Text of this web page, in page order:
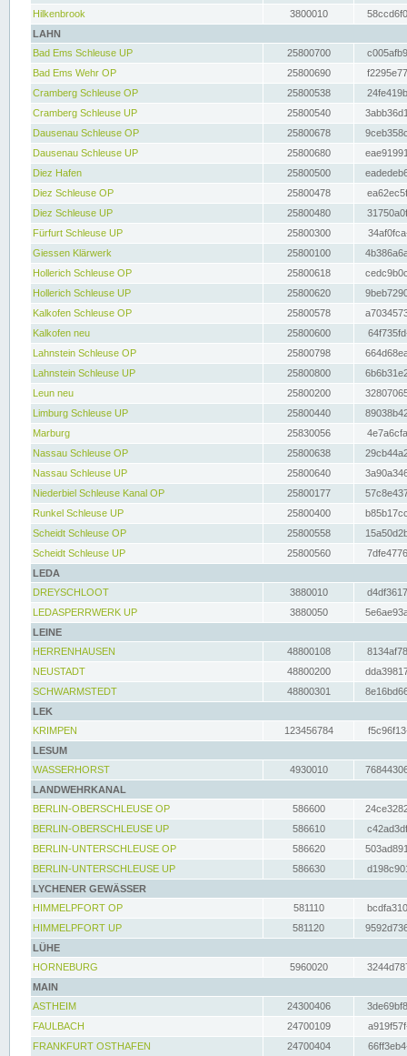
Hilkenbrook
3800010
LAHN
Bad Ems Schleuse UP
25800700
Bad Ems Wehr OP
25800690
Cramberg Schleuse OP
25800538
Cramberg Schleuse UP
25800540
Dausenau Schleuse OP
25800678
Dausenau Schleuse UP
25800680
Diez Hafen
25800500
Diez Schleuse OP
25800478
Diez Schleuse UP
25800480
Fürfurt Schleuse UP
25800300
Giessen Klärwerk
25800100
Hollerich Schleuse OP
25800618
Hollerich Schleuse UP
25800620
Kalkofen Schleuse OP
25800578
Kalkofen neu
25800600
Lahnstein Schleuse OP
25800798
Lahnstein Schleuse UP
25800800
Leun neu
25800200
Limburg Schleuse UP
25800440
Marburg
25830056
Nassau Schleuse OP
25800638
Nassau Schleuse UP
25800640
Niederbiel Schleuse Kanal OP
25800177
Runkel Schleuse UP
25800400
Scheidt Schleuse OP
25800558
Scheidt Schleuse UP
25800560
LEDA
DREYSCHLOOT
3880010
LEDASPERRWERK UP
3880050
LEINE
HERRENHAUSEN
48800108
NEUSTADT
48800200
SCHWARMSTEDT
48800301
LEK
KRIMPEN
123456784
LESUM
WASSERHORST
4930010
LANDWEHRKANAL
BERLIN-OBERSCHLEUSE OP
586600
BERLIN-OBERSCHLEUSE UP
586610
BERLIN-UNTERSCHLEUSE OP
586620
BERLIN-UNTERSCHLEUSE UP
586630
LYCHENER GEWÄSSER
HIMMELPFORT OP
581110
HIMMELPFORT UP
581120
LÜHE
HORNEBURG
5960020
MAIN
ASTHEIM
24300406
FAULBACH
24700109
FRANKFURT OSTHAFEN
24700404